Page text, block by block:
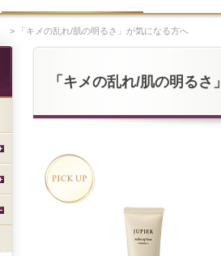
> 「キメの乱れ/肌の明るさ」が気になる方へ
「キメの乱れ/肌の明るさ